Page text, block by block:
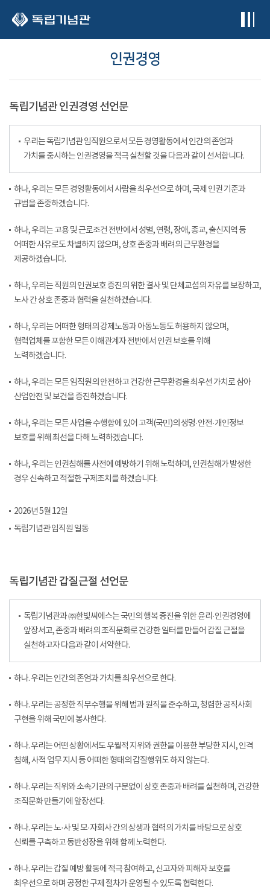
인권경영
독립기념관 인권경영 선언문
우리는 독립기념관 임직원으로서 모든 경영활동에서 인간의 존엄과
가치를 중시하는 인권경영을 적극 실천할 것을 다음과 같이 선서합니다.
하나, 우리는 모든 경영활동에서 사람을 최우선으로 하며, 국제 인권 기준과
규범을 존중하겠습니다.
하나, 우리는 고용 및 근로조건 전반에서 성별, 연령, 장애, 종교, 출신지역 등
어떠한 사유로도 차별하지 않으며, 상호 존중과 배려의 근무환경을
제공하겠습니다.
하나, 우리는 직원의 인권보호 증진의 위한 결사 및 단체교섭의 자유를 보장하고,
노사 간 상호 존중과 협력을 실천하겠습니다.
하나, 우리는 어떠한 형태의 강제노동과 아동노동도 허용하지 않으며,
협력업체를 포함한 모든 이해관계자 전반에서 인권 보호를 위해
노력하겠습니다.
하나, 우리는 모든 임직원의 안전하고 건강한 근무환경을 최우선 가치로 삼아
산업안전 및 보건을 증진하겠습니다.
하나, 우리는 모든 사업을 수행함에 있어 고객(국민)의 생명·안전·개인정보
보호를 위해 최선을 다해 노력하겠습니다.
하나, 우리는 인권침해를 사전에 예방하기 위해 노력하며, 인권침해가 발생한
경우 신속하고 적절한 구제조치를 하겠습니다.
2026년 5월 12일
독립기념관 임직원 일동
독립기념관 갑질근절 선언문
독립기념관과 ㈜한빛씨에스는 국민의 행복 증진을 위한 윤리·인권경영에
앞장서고, 존중과 배려의 조직문화로 건강한 일터를 만들어 갑질 근절을
실천하고자 다음과 같이 서약한다.
하나. 우리는 인간의 존엄과 가치를 최우선으로 한다.
하나. 우리는 공정한 직무수행을 위해 법과 원직을 준수하고, 청렴한 공직사회
구현을 위해 국민에 봉사한다.
하나. 우리는 어떤 상황에서도 우월적 지위와 권한을 이용한 부당한 지시, 인격
침해, 사적 업무 지시 등 어떠한 형태의 갑질행위도 하지 않는다.
하나. 우리는 직위와 소속기관의 구분없이 상호 존중과 배려를 실천하며, 건강한
조직문화 만들기에 앞장선다.
하나. 우리는 노·사 및 모·자회사 간의 상생과 협력의 가치를 바탕으로 상호
신뢰를 구축하고 동반성장을 위해 함께 노력한다.
하나. 우리는 갑질 예방 활동에 적극 참여하고, 신고자와 피해자 보호를
최우선으로 하며 공정한 구제 절차가 운영될 수 있도록 협력한다.